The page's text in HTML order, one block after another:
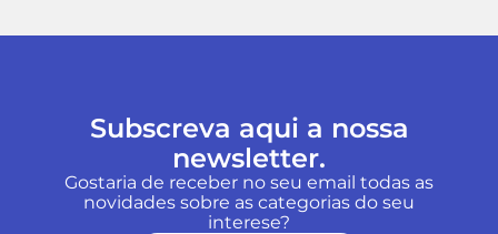
Subscreva aqui a nossa
newsletter.
Gostaria de receber no seu email todas as
novidades sobre as categorias do seu
interese?